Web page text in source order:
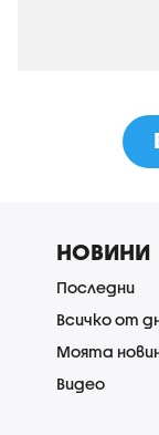
НОВИНИ
Последни
Всичко от
Моята
Видео